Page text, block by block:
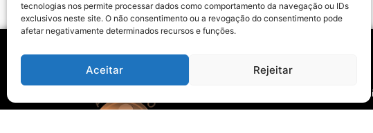
tecnologias nos permite processar dados como comportamento da navegação ou IDs
exclusivos neste site. O não consentimento ou a revogação do consentimento pode
afetar negativamente determinados recursos e funções.
Aceitar Rejeitar
Segunda à